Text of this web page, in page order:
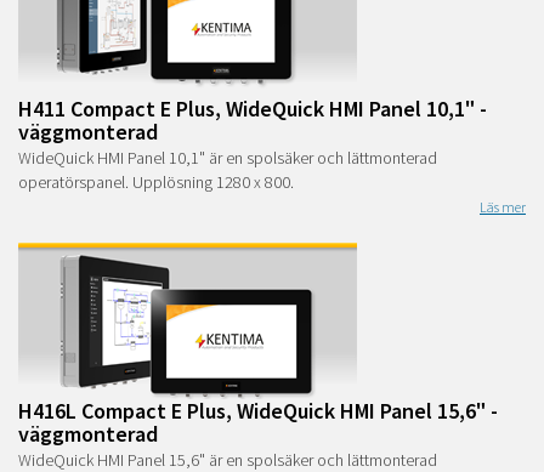
H411 Compact E Plus, WideQuick HMI Panel 10,1" -
väggmonterad
WideQuick HMI Panel 10,1" är en spolsäker och lättmonterad
operatörspanel. Upplösning 1280 x 800.
Läs mer
H416L Compact E Plus, WideQuick HMI Panel 15,6" -
väggmonterad
WideQuick HMI Panel 15,6" är en spolsäker och lättmonterad